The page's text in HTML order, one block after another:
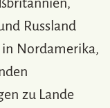
Russland
in Nordamerika,
zu Lande